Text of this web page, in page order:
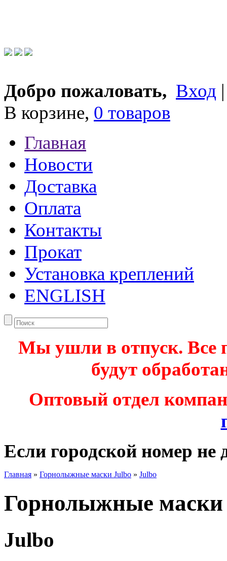
Добро пожаловать, Вход
В корзине, 0 товаров
Главная
Новости
Доставка
Оплата
Контакты
Прокат
Установка креплений
ENGLISH
Мы ушли в отпуск. Все
будут
Оптовый отдел
Если городской номер не
Главная » Горнолыжные маски Julbo » Julbo
Горнолыжные
Julbo